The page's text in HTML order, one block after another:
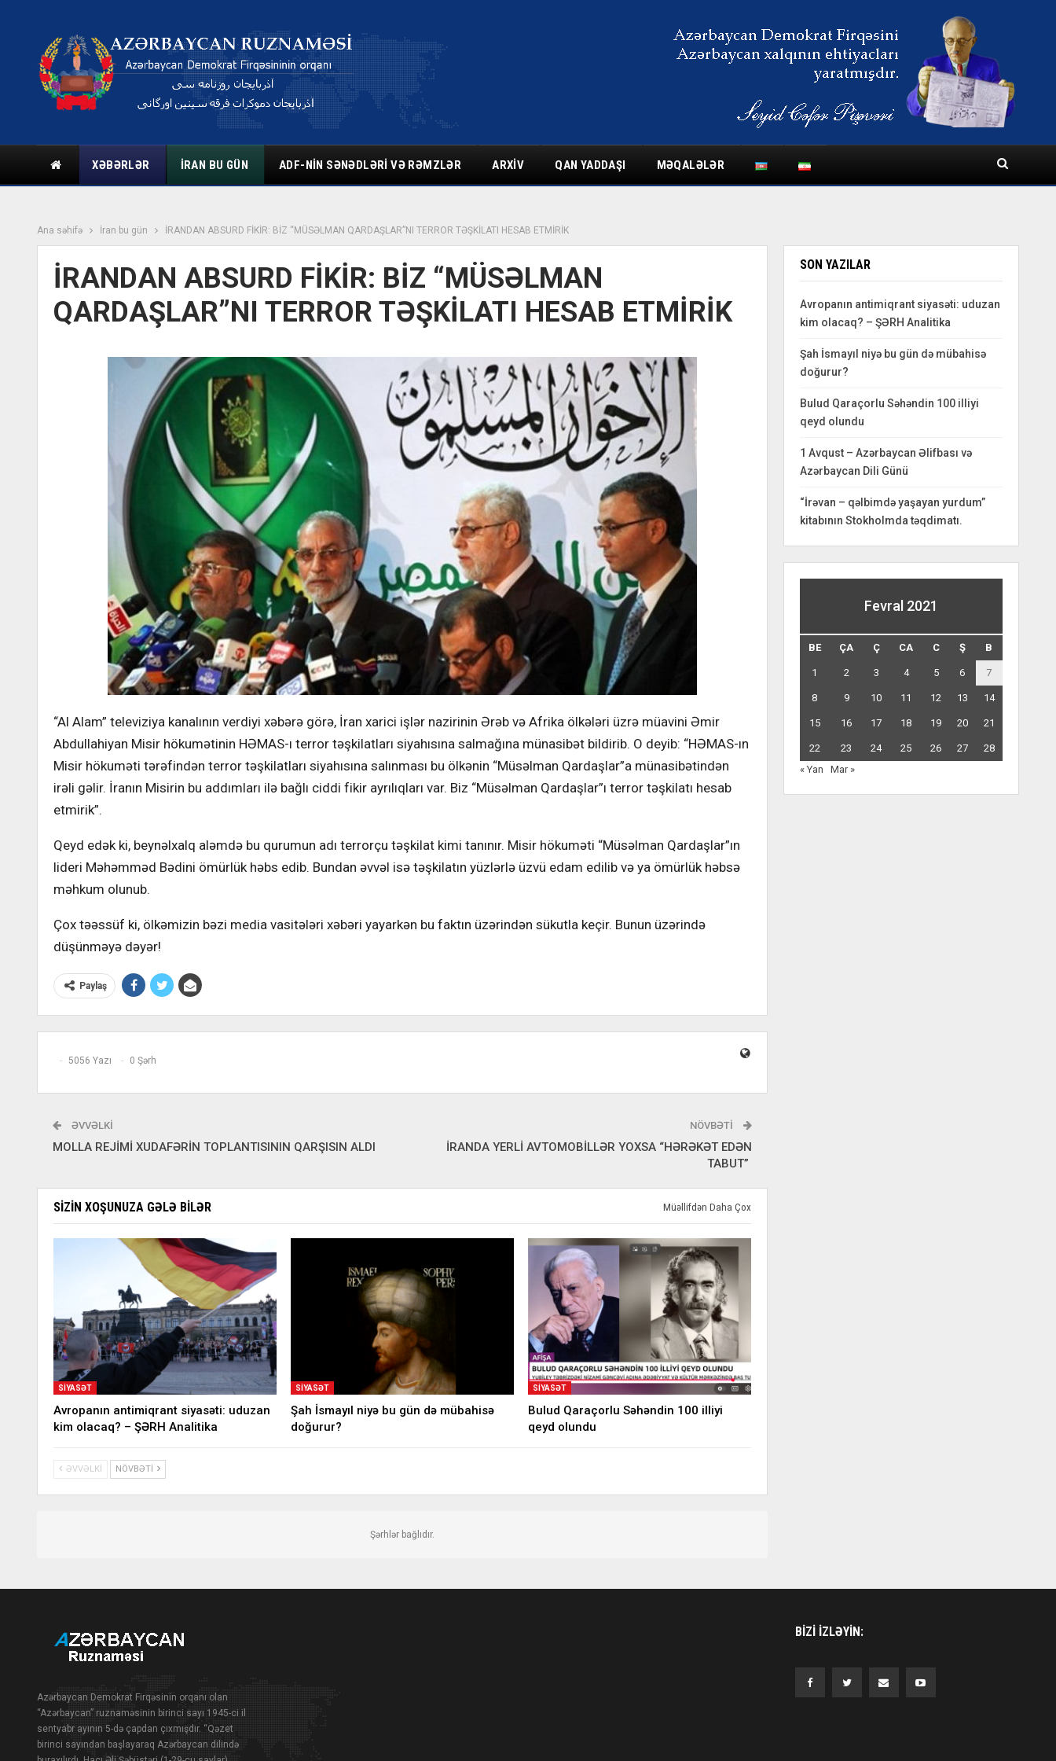
XƏBƏRLƏR İRAN BU GÜN ADF-NIN SƏNƏDLƏRI VƏ RƏMZLƏR ARXIV QAN YADDAŞI MƏQALƏLƏR
Ana səhifə İran bu gün İRANDAN ABSURD FİKİR: BİZ “MÜSƏLMAN QARDAŞLAR”NI TERROR TƏŞKİLATI HESAB ETMİRİK
İRANDAN ABSURD FİKİR: BİZ “MÜSƏLMAN
QARDAŞLAR”NI TERROR TƏŞKİLATI HESAB ETMİRİK
“Al Alam” televiziya kanalının verdiyi xəbərə görə, İran xarici işlər nazirinin Ərəb və Afrika ölkələri üzrə müavini Əmir
Abdullahiyan Misir hökumətinin HƏMAS-ı terror təşkilatları siyahısına salmağına münasibət bildirib. O deyib: “HƏMAS-ın
Misir hökuməti tərəfindən terror təşkilatları siyahısına salınması bu ölkənin “Müsəlman Qardaşlar”a münasibətindən
irəli gəlir. İranın Misirin bu addımları ilə bağlı ciddi fikir ayrılıqları var. Biz “Müsəlman Qardaşlar”ı terror təşkilatı hesab
etmirik”.
Qeyd edək ki, beynəlxalq aləmdə bu qurumun adı terrorçu təşkilat kimi tanınır. Misir hökuməti “Müsəlman Qardaşlar”ın
lideri Məhəmməd Bədini ömürlük həbs edib. Bundan əvvəl isə təşkilatın yüzlərlə üzvü edam edilib və ya ömürlük həbsə
məhkum olunub.
Çox təəssüf ki, ölkəmizin bəzi media vasitələri xəbəri yayarkən bu faktın üzərindən sükutla keçir. Bunun üzərində
düşünməyə dəyər!
Paylaş
5056 Yazı 0 Şərh
ƏVVƏLKI
MOLLA REJİMİ XUDAFƏRİN TOPLANTISININ QARŞISIN ALDI
NÖVBƏTI
İRANDA YERLİ AVTOMOBİLLƏR YOXSA “HƏRƏKƏT EDƏN
TABUT”
SIZIN XOŞUNUZA GƏLƏ BILƏR Müəllifdən Daha Çox
SIYASƏT
Avropanın antimiqrant siyasəti: uduzan
kim olacaq? – ŞƏRH Analitika
SIYASƏT
Şah İsmayıl niyə bu gün də mübahisə
doğurur?
SIYASƏT
Bulud Qaraçorlu Səhəndin 100 illiyi
qeyd olundu
ƏVVƏLKI NÖVBƏTI
Şərhlər bağlıdır.
SON YAZILAR
Avropanın antimiqrant siyasəti: uduzan
kim olacaq? – ŞƏRH Analitika
Şah İsmayıl niyə bu gün də mübahisə
doğurur?
Bulud Qaraçorlu Səhəndin 100 illiyi
qeyd olundu
1 Avqust – Azərbaycan Əlifbası və
Azərbaycan Dili Günü
“İrəvan – qəlbimdə yaşayan yurdum”
kitabının Stokholmda təqdimatı.
Fevral 2021
BE ÇA Ç CA C Ş B
1 2 3 4 5 6 7
8 9 10 11 12 13 14
15 16 17 18 19 20 21
22 23 24 25 26 27
28
« Yan
Mar »
Azərbaycan Demokrat Firqəsinin orqanı olan
“Azərbaycan” ruznaməsinin birinci sayı 1945-ci il
sentyabr ayının 5-də çapdan çıxmışdır. “Qəzet
birinci sayından başlayaraq Azərbaycan dilində
BIZI IZLƏYIN: